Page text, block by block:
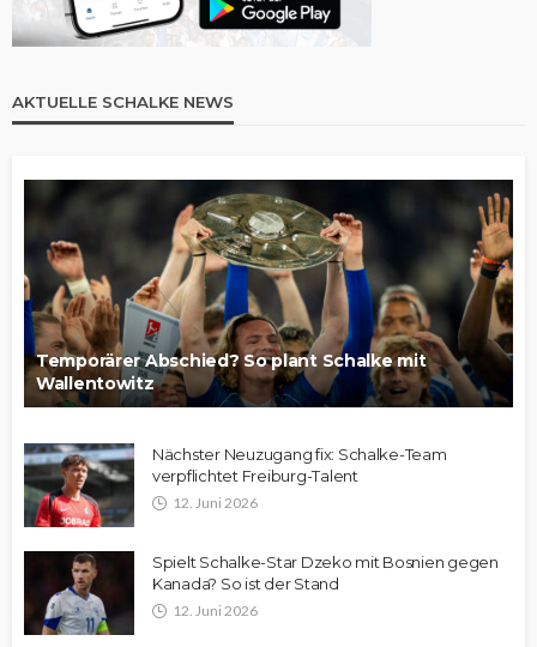
AKTUELLE SCHALKE NEWS
Temporärer Abschied? So plant Schalke mit
Wallentowitz
Nächster Neuzugang fix: Schalke-Team
verpflichtet Freiburg-Talent
12. Juni 2026
Spielt Schalke-Star Dzeko mit Bosnien gegen
Kanada? So ist der Stand
12. Juni 2026